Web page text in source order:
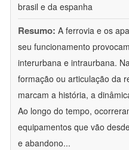
brasil e da espanha
Resumo: A ferrovia e os
seu funcionamento
interurbana e intraurbana.
formação ou articulação da
marcam a história, a
Ao longo do tempo,
equipamentos que vão
e abandono...